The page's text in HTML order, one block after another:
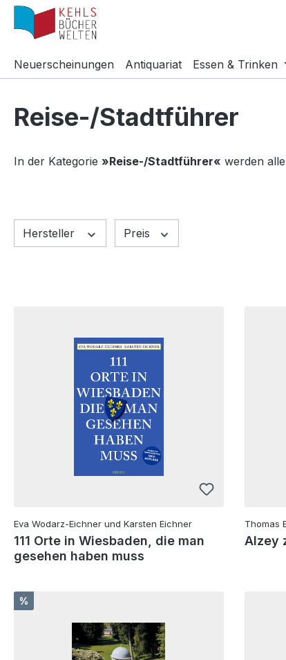
Hauptinhalt springen
Zur Suche springen
Zur Hauptnavigation springen
Neuerscheinungen Antiquariat Essen & Trinken
Reise-/Stadtführer
In der Kategorie »Reise-/Stadtführer« werden
Hersteller Preis
Eva Wodarz-Eichner und Karsten Eichner
111 Orte in Wiesbaden, die man
gesehen haben muss
Thomas
Alzey
Rabatt
%